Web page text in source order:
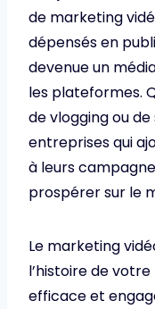
de marketing
dépensés en
devenue un
les plateformes.
de vlogging ou
entreprises qui
à leurs
prospérer sur le
Le marketing
l’histoire de
efficace et